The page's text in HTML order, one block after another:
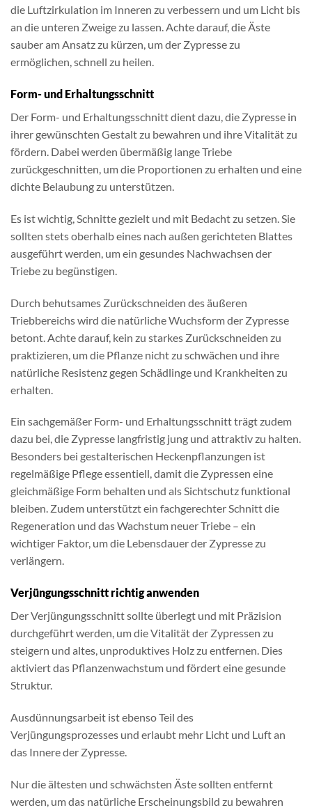
die Luftzirkulation im Inneren zu verbessern und um Licht bis
an die unteren Zweige zu lassen. Achte darauf, die Äste
sauber am Ansatz zu kürzen, um der Zypresse zu
ermöglichen, schnell zu heilen.
Form- und Erhaltungsschnitt
Der Form- und Erhaltungsschnitt dient dazu, die Zypresse in
ihrer gewünschten Gestalt zu bewahren und ihre Vitalität zu
fördern. Dabei werden übermäßig lange Triebe
zurückgeschnitten, um die Proportionen zu erhalten und eine
dichte Belaubung zu unterstützen.
Es ist wichtig, Schnitte gezielt und mit Bedacht zu setzen. Sie
sollten stets oberhalb eines nach außen gerichteten Blattes
ausgeführt werden, um ein gesundes Nachwachsen der
Triebe zu begünstigen.
Durch behutsames Zurückschneiden des äußeren
Triebbereichs wird die natürliche Wuchsform der Zypresse
betont. Achte darauf, kein zu starkes Zurückschneiden zu
praktizieren, um die Pflanze nicht zu schwächen und ihre
natürliche Resistenz gegen Schädlinge und Krankheiten zu
erhalten.
Ein sachgemäßer Form- und Erhaltungsschnitt trägt zudem
dazu bei, die Zypresse langfristig jung und attraktiv zu halten.
Besonders bei gestalterischen Heckenpflanzungen ist
regelmäßige Pflege essentiell, damit die Zypressen eine
gleichmäßige Form behalten und als Sichtschutz funktional
bleiben. Zudem unterstützt ein fachgerechter Schnitt die
Regeneration und das Wachstum neuer Triebe – ein
wichtiger Faktor, um die Lebensdauer der Zypresse zu
verlängern.
Verjüngungsschnitt richtig anwenden
Der Verjüngungsschnitt sollte überlegt und mit Präzision
durchgeführt werden, um die Vitalität der Zypressen zu
steigern und altes, unproduktives Holz zu entfernen. Dies
aktiviert das Pflanzenwachstum und fördert eine gesunde
Struktur.
Ausdünnungsarbeit ist ebenso Teil des
Verjüngungsprozesses und erlaubt mehr Licht und Luft an
das Innere der Zypresse.
Nur die ältesten und schwächsten Äste sollten entfernt
werden, um das natürliche Erscheinungsbild zu bewahren